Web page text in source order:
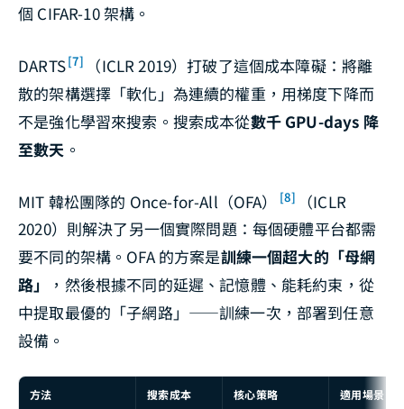
個 CIFAR-10 架構。
DARTS[7]
（ICLR 2019）打破了這個成本障礙：將離
散的架構選擇「軟化」為連續的權重，用梯度下降而
不是強化學習來搜索。搜索成本從數千 GPU-days 降
至數天 。
MIT 韓松團隊的 Once-for-All（OFA） [8]
（ICLR
2020）則解決了另一個實際問題：每個硬體平台都需
要不同的架構。OFA 的方案是訓練一個超大的「母網
路」
，然後根據不同的延遲、記憶體、能耗約束，從
中提取最優的「子網路」——訓練一次，部署到任意
設備。
方法 搜索成本 核心策略 適用場景